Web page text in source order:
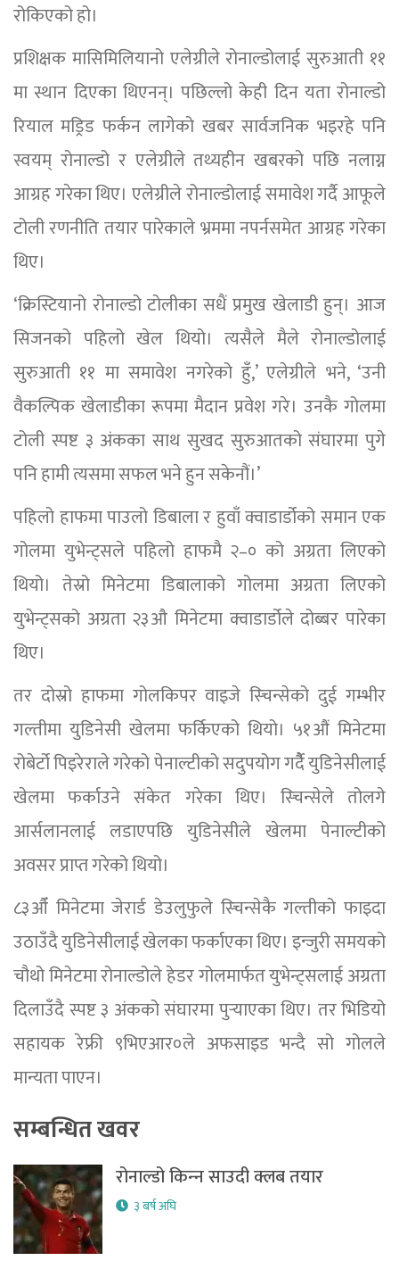
रोकिएको हो।
प्रशिक्षक मासिमिलियानो एलेग्रीले रोनाल्डोलाई सुरुआती ११
मा स्थान दिएका थिएनन्। पछिल्लो केही दिन यता रोनाल्डो
रियाल मड्रिड फर्कन लागेको खबर सार्वजनिक भइरहे पनि
स्वयम् रोनाल्डो र एलेग्रीले तथ्यहीन खबरको पछि नलाग्न
आग्रह गरेका थिए। एलेग्रीले रोनाल्डोलाई समावेश गर्दै आफूले
टोली रणनीति तयार पारेकाले भ्रममा नपर्नसमेत आग्रह गरेका
थिए।
‘क्रिस्टियानो रोनाल्डो टोलीका सधैं प्रमुख खेलाडी हुन्। आज
सिजनको पहिलो खेल थियो। त्यसैले मैले रोनाल्डोलाई
सुरुआती ११ मा समावेश नगरेको हुँ,’ एलेग्रीले भने, ‘उनी
वैकल्पिक खेलाडीका रूपमा मैदान प्रवेश गरे। उनकै गोलमा
टोली स्पष्ट ३ अंकका साथ सुखद सुरुआतको संघारमा पुगे
पनि हामी त्यसमा सफल भने हुन सकेनौं।’
पहिलो हाफमा पाउलो डिबाला र हुवाँ क्वाडार्डोको समान एक
गोलमा युभेन्ट्सले पहिलो हाफमै २–० को अग्रता लिएको
थियो। तेस्रो मिनेटमा डिबालाको गोलमा अग्रता लिएको
युभेन्ट्सको अग्रता २३औ मिनेटमा क्वाडार्डोले दोब्बर पारेका
थिए।
तर दोस्रो हाफमा गोलकिपर वाइजे स्चिन्सेको दुई गम्भीर
गल्तीमा युडिनेसी खेलमा फर्किएको थियो। ५१औं मिनेटमा
रोबेर्टो पिइरेराले गरेको पेनाल्टीको सदुपयोग गर्दैै युडिनेसीलाई
खेलमा फर्काउने संकेत गरेका थिए। स्चिन्सेले तोलगे
आर्सलानलाई लडाएपछि युडिनेसीले खेलमा पेनाल्टीको
अवसर प्राप्त गरेको थियो।
८३औँ मिनेटमा जेरार्ड डेउलुफुले स्चिन्सेकै गल्तीको फाइदा
उठाउँदै युडिनेसीलाई खेलका फर्काएका थिए। इन्जुरी समयको
चौथो मिनेटमा रोनाल्डोले हेडर गोलमार्फत युभेन्ट्सलाई अग्रता
दिलाउँदै स्पष्ट ३ अंकको संघारमा पुर्‍याएका थिए। तर भिडियो
सहायक रेफ्री ९भिएआर०ले अफसाइड भन्दै सो गोलले
मान्यता पाएन।
सम्बन्धित खवर
रोनाल्डो किन्‍न साउदी क्लब तयार
३ बर्ष अघि